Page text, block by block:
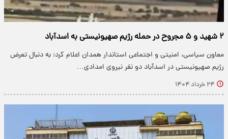
۲ شهید و ۵ مجروح در حمله رژیم صهیونیستی به اسدآباد
معاون سیاسی، امنیتی و اجتماعی استاندار همدان اعلام کرد: به دنبال تعرض
رژیم صهیونیستی در اسدآباد دو نفر نیروی امدادی…
۲۴ خرداد ۱۴۰۴